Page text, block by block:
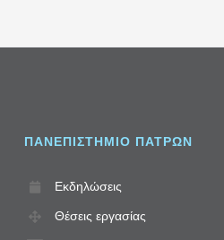
ΠΑΝΕΠΙΣΤΗΜΙΟ ΠΑΤΡΩΝ
Εκδηλώσεις
Θέσεις εργασίας